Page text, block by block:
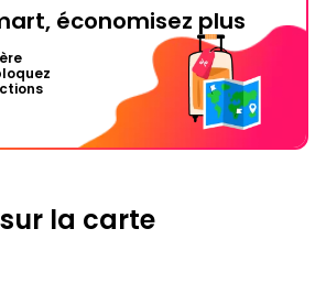
économisez plus
la carte